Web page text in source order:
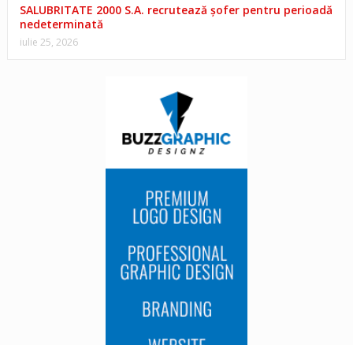
SALUBRITATE 2000 S.A. recrutează șofer pentru perioadă
nedeterminată
iulie 25, 2026